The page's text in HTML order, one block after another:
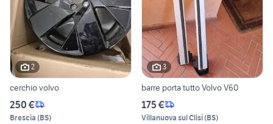
2
cerchio volvo
250 €
Brescia (BS)
3
barre porta tutto Volvo V60
175 €
Villanuova sul Clisi(BS)